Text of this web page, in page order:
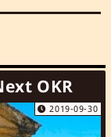
OKR
2019-09-30